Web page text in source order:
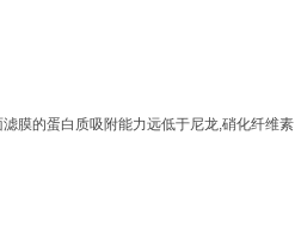
膜的蛋白质吸附能力远低于尼龙,硝化纤维素